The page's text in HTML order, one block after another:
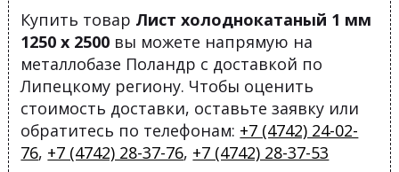
Купить товар Лист холоднокатаный 1 мм
1250 х 2500 вы можете напрямую на
металлобазе Поландр с доставкой по
Липецкому региону. Чтобы оценить
стоимость доставки, оставьте заявку или
обратитесь по телефонам: +7 (4742) 24-02-
76, +7 (4742) 28-37-76, +7 (4742) 28-37-53